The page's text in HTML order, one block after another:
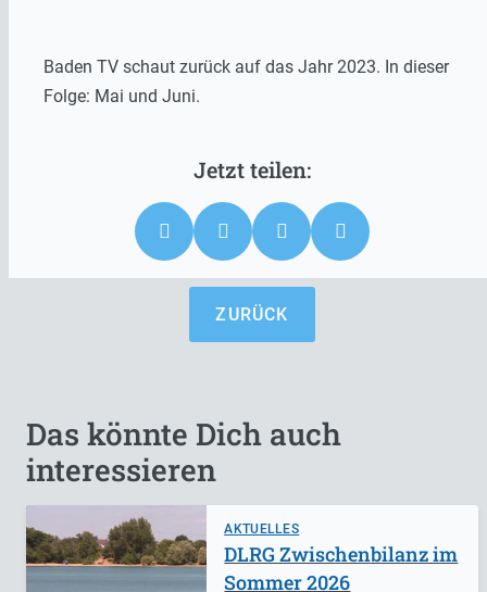
Baden TV schaut zurück auf das Jahr 2023. In dieser
Folge: Mai und Juni.
ZURÜCK
Das könnte Dich auch
interessieren
AKTUELLES
DLRG Zwischenbilanz im
Sommer 2026